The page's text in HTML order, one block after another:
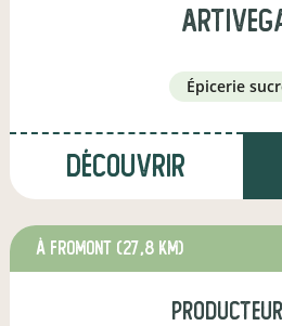
épicerie
Découvrir
à Fromont (27,8 km)